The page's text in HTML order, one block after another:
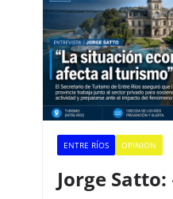
ENTRE RÍOS OPINION
Jorge